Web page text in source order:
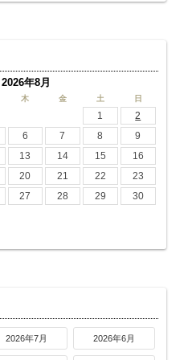
2026年8月
木 金 土 日
1
2
6 7 8
9
13 14 15
16
20 21 22
23
27 28 29
30
2026年7月 2026年6月